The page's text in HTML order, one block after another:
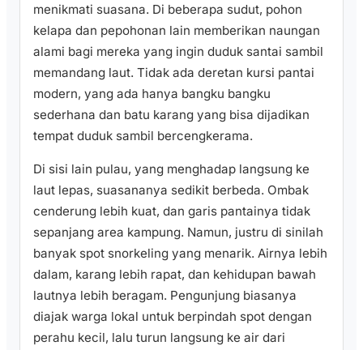
menikmati suasana. Di beberapa sudut, pohon
kelapa dan pepohonan lain memberikan naungan
alami bagi mereka yang ingin duduk santai sambil
memandang laut. Tidak ada deretan kursi pantai
modern, yang ada hanya bangku bangku
sederhana dan batu karang yang bisa dijadikan
tempat duduk sambil bercengkerama.
Di sisi lain pulau, yang menghadap langsung ke
laut lepas, suasananya sedikit berbeda. Ombak
cenderung lebih kuat, dan garis pantainya tidak
sepanjang area kampung. Namun, justru di sinilah
banyak spot snorkeling yang menarik. Airnya lebih
dalam, karang lebih rapat, dan kehidupan bawah
lautnya lebih beragam. Pengunjung biasanya
diajak warga lokal untuk berpindah spot dengan
perahu kecil, lalu turun langsung ke air dari